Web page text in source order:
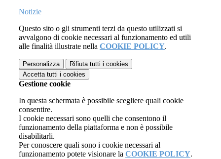
Notizie
Questo sito o gli strumenti terzi da questo utilizzati si
avvalgono di cookie necessari al funzionamento ed utili
alle finalità illustrate nella COOKIE POLICY.
Personalizza Rifiuta tutti i cookies
Accetta tutti i cookies
Gestione cookie
In questa schermata è possibile scegliere quali cookie
consentire.
I cookie necessari sono quelli che consentono il
funzionamento della piattaforma e non è possibile
disabilitarli.
Per conoscere quali sono i cookie necessari al
funzionamento potete visionare la COOKIE POLICY.